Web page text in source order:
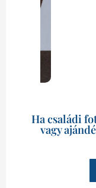
Ha családi
vagy